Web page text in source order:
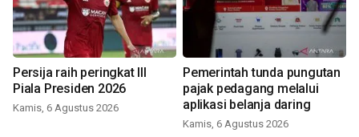
Persija raih peringkat III
Piala Presiden 2026
Kamis, 6 Agustus 2026
Pemerintah tunda pungutan
pajak pedagang melalui
aplikasi belanja daring
Kamis, 6 Agustus 2026